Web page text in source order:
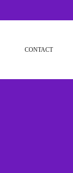
CONTACT